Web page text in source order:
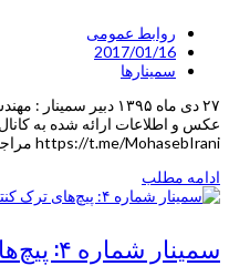
روابط عمومی
2017/01/16
سمینارها
۲۷ دی ماه ۱۳۹۵ دبیر
عکس و اطلاعات ارائه شده به
https://t.me/MohasebIrani مراجعه نمایید.
ادامه مطلب
سمینار شماره ۴: پیچ‌های ترک کنترل و گلمیخ